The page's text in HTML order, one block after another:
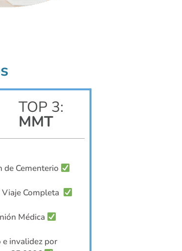
TOP 3:
MMT
de Cementerio
Completa
Médica
invalidez por